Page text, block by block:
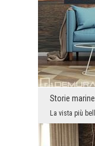
Storie marine